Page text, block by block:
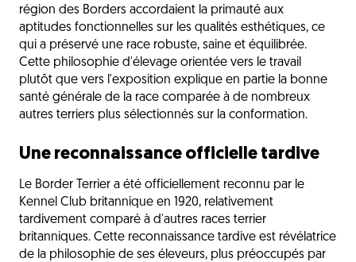
région des Borders accordaient la primauté aux
aptitudes fonctionnelles sur les qualités esthétiques, ce
qui a préservé une race robuste, saine et équilibrée.
Cette philosophie d'élevage orientée vers le travail
plutôt que vers l'exposition explique en partie la bonne
santé générale de la race comparée à de nombreux
autres terriers plus sélectionnés sur la conformation.
Une reconnaissance officielle tardive
Le Border Terrier a été officiellement reconnu par le
Kennel Club britannique en 1920, relativement
tardivement comparé à d'autres races terrier
britanniques. Cette reconnaissance tardive est révélatrice
de la philosophie de ses éleveurs, plus préoccupés par